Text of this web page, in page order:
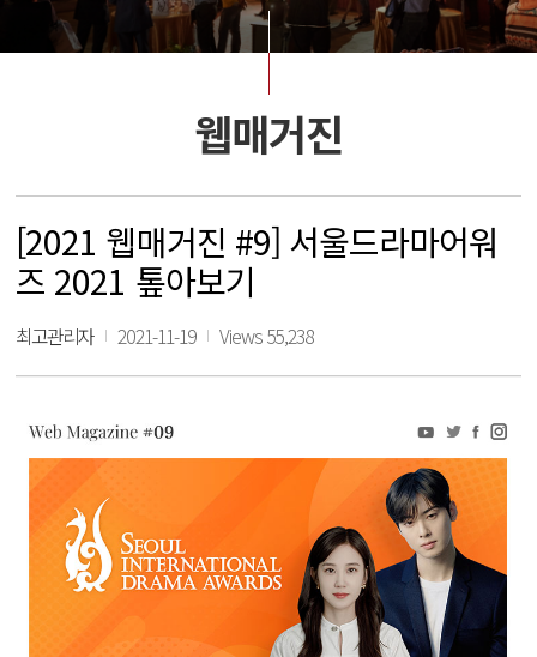
웹매거진
[2021 웹매거진 #9] 서울드라마어워
즈 2021 톺아보기
최고관리자 2021-11-19 Views 55,238